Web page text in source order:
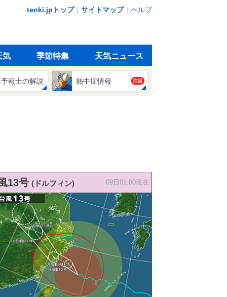
tenki.jpトップ｜ サイトマップ｜ ヘルプ
気 季節特集 天気ニュース
報士の解説 熱中症情報 注目
13号 (ドルフィン) 09日01:00現在